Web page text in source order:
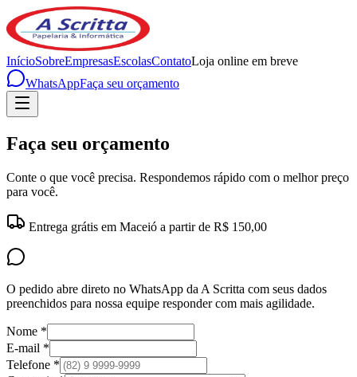
InícioSobreEmpresasEscolasContatoLoja online em breve
WhatsAppFaça seu orçamento
Faça seu orçamento
Conte o que você precisa. Respondemos rápido com o melhor preço
para você.
Entrega grátis em Maceió a partir de R$ 150,00
O pedido abre direto no WhatsApp da A Scritta com seus dados
preenchidos para nossa equipe responder com mais agilidade.
Nome *
E-mail *
Telefone *